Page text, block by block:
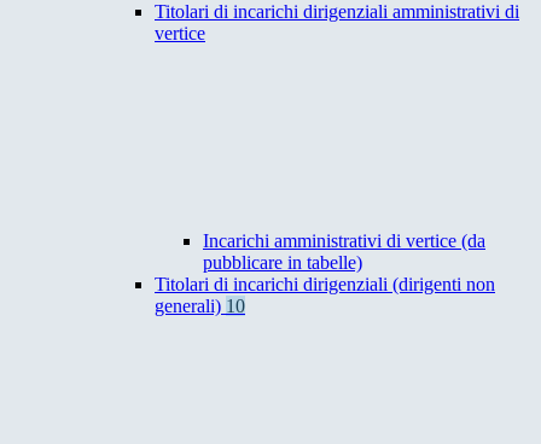
Titolari di incarichi dirigenziali amministrativi di
vertice
Incarichi amministrativi di vertice (da
pubblicare in tabelle)
Titolari di incarichi dirigenziali (dirigenti non
generali) 10